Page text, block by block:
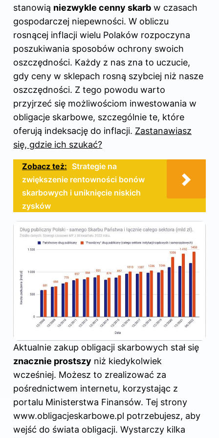
stanowią niezwykle cenny skarb w czasach
gospodarczej niepewności. W obliczu
rosnącej inflacji wielu Polaków rozpoczyna
poszukiwania sposobów ochrony swoich
oszczędności. Każdy z nas zna to uczucie,
gdy ceny w sklepach rosną szybciej niż nasze
oszczędności. Z tego powodu warto
przyjrzeć się możliwościom inwestowania w
obligacje skarbowe, szczególnie te, które
oferują indeksację do inflacji. Zastanawiasz
się, gdzie ich szukać?
Zobacz też: Strategie na
zwiększenie rentowności bonów
skarbowych i uniknięcie niskich
zysków
Aktualnie zakup obligacji skarbowych stał się
znacznie prostszy niż kiedykolwiek
wcześniej. Możesz to zrealizować za
pośrednictwem internetu, korzystając z
portalu Ministerstwa Finansów. Tej strony
www.obligacjeskarbowe.pl potrzebujesz, aby
wejść do świata obligacji. Wystarczy kilka